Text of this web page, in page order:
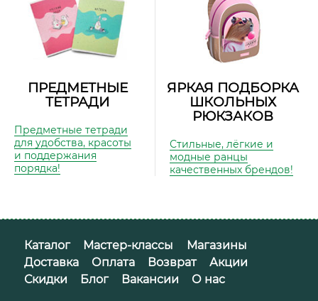
ПРЕДМЕТНЫЕ
ТЕТРАДИ
Предметные тетради
для удобства, красоты
и поддержания
порядка!
ЯРКАЯ ПОДБОРКА
ШКОЛЬНЫХ
РЮКЗАКОВ
Стильные, лёгкие и
модные ранцы
качественных брендов!
Каталог Мастер-классы
Магазины
Доставка
Оплата Возврат
Акции
Скидки
Блог Вакансии О нас